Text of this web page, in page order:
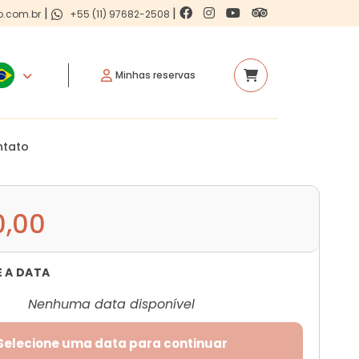
| +55 (11) 97682-2508 |
Minhas reservas
A DATA
Nenhuma data disponível
uma data para continuar